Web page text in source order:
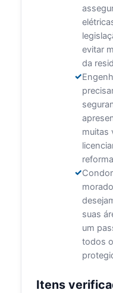
evitar
da
muitas
suas
um
todos
Itens